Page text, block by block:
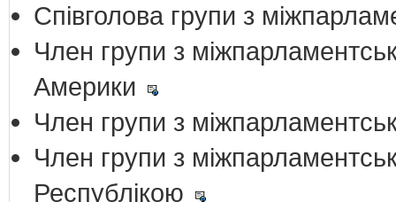
Співголова групи з
Член групи з
Америки
Член групи з
Член групи з
Республікою